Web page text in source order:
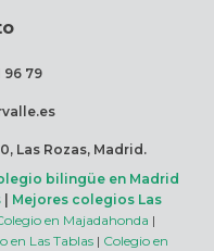
96 79
Las Rozas, Madrid.
bilingüe en Madrid
| Mejores colegios Las
en Majadahonda |
en Las Tablas| Colegio en